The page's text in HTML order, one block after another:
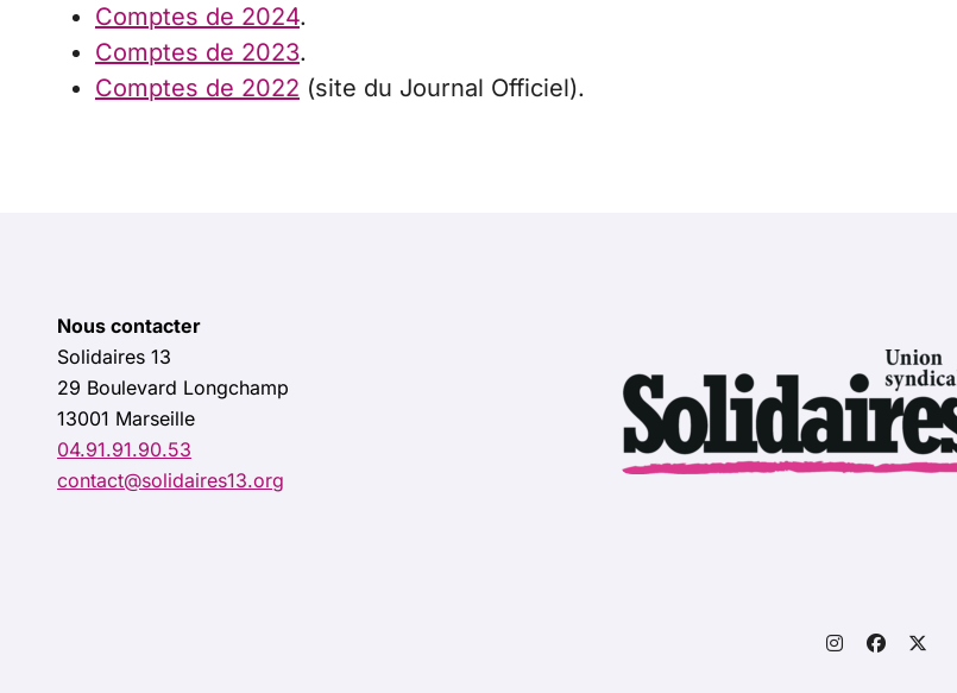
Comptes de 2024.
Comptes de 2023.
Comptes de 2022 (site du Journal Officiel).
Nous contacter
Solidaires 13
29 Boulevard Longchamp
13001 Marseille
04.91.91.90.53
contact@solidaires13.org